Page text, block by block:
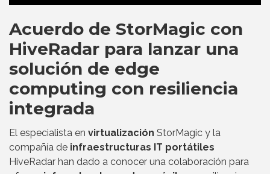
Acuerdo de StorMagic con
HiveRadar para lanzar una
solución de edge
computing con resiliencia
integrada
El especialista en virtualización StorMagic y la
compañía de infraestructuras IT portátiles
HiveRadar han dado a conocer una colaboración para